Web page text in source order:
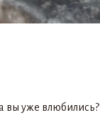
вы уже влюбились?